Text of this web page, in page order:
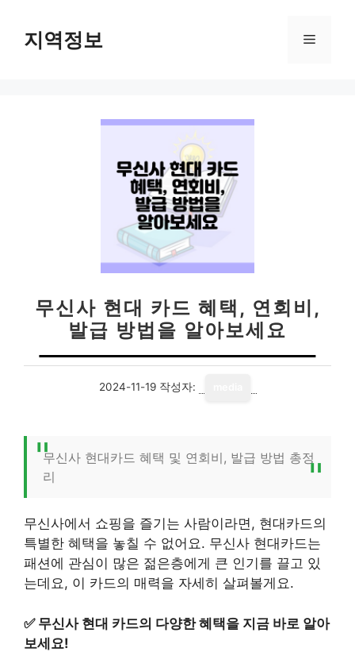
지역정보 메
무신사 현대 카드 혜택, 연회비,
발급 방법을 알아보세요
2024-11-19 작성자:
무신사 현대카드 혜택 및 연회비, 발급 방법 총정
리
무신사에서 쇼핑을 즐기는 사람이라면, 현대카드의
특별한 혜택을 놓칠 수 없어요. 무신사 현대카드는
패션에 관심이 많은 젊은층에게 큰 인기를 끌고 있
는데요, 이 카드의 매력을 자세히 살펴볼게요.
✅ 무신사 현대 카드의 다양한 혜택을 지금 바로 알아
보세요!